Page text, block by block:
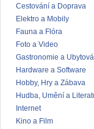
Cestování a Doprava
Elektro a Mobily
Fauna a Flóra
Foto a Video
Gastronomie a
Hardware a Software
Hobby, Hry a Zábava
Hudba, Umění a
Internet
Kino a Film